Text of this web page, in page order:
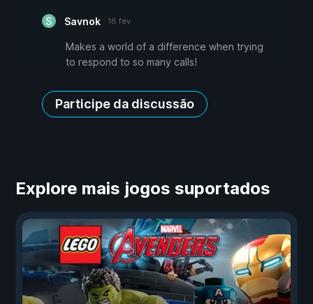
Savnok 16 fev
Makes a world of a difference when trying
to respond to so many calls!
Participe da discussão
Explore mais jogos suportados